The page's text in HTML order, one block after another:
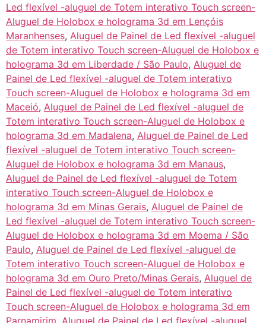
Led flexível -aluguel de Totem interativo Touch screen-
Aluguel de Holobox e holograma 3d em Lençóis
Maranhenses, Aluguel de Painel de Led flexível -aluguel
de Totem interativo Touch screen-Aluguel de Holobox e
holograma 3d em Liberdade / São Paulo, Aluguel de
Painel de Led flexível -aluguel de Totem interativo
Touch screen-Aluguel de Holobox e holograma 3d em
Maceió, Aluguel de Painel de Led flexível -aluguel de
Totem interativo Touch screen-Aluguel de Holobox e
holograma 3d em Madalena, Aluguel de Painel de Led
flexível -aluguel de Totem interativo Touch screen-
Aluguel de Holobox e holograma 3d em Manaus,
Aluguel de Painel de Led flexível -aluguel de Totem
interativo Touch screen-Aluguel de Holobox e
holograma 3d em Minas Gerais, Aluguel de Painel de
Led flexível -aluguel de Totem interativo Touch screen-
Aluguel de Holobox e holograma 3d em Moema / São
Paulo, Aluguel de Painel de Led flexível -aluguel de
Totem interativo Touch screen-Aluguel de Holobox e
holograma 3d em Ouro Preto/Minas Gerais, Aluguel de
Painel de Led flexível -aluguel de Totem interativo
Touch screen-Aluguel de Holobox e holograma 3d em